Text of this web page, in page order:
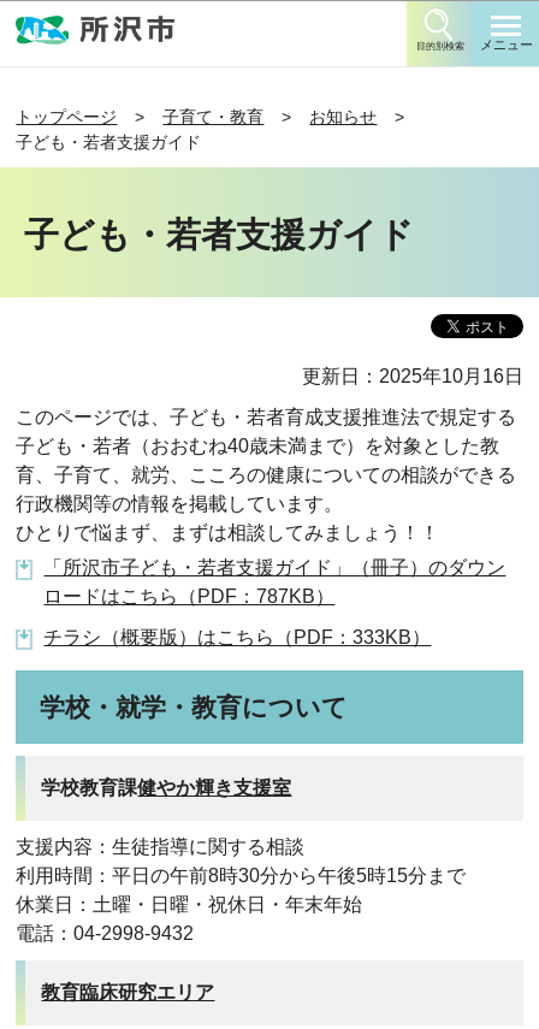
目的別検索 メニュー
トップページ 子育て・教育
お知らせ
子ども・若者支援ガイド
子ども・若者支援ガイド
更新日：2025年10月16日
このページでは、子ども・若者育成支援推進法で規定する
子ども・若者（おおむね40歳未満まで）を対象とした教
育、子育て、就労、こころの健康についての相談ができる
行政機関等の情報を掲載しています。
ひとりで悩まず、まずは相談してみましょう！！
「所沢市子ども・若者支援ガイド」（冊子）のダウン
ロードはこちら（PDF：787KB）
チラシ（概要版）はこちら（PDF：333KB）
学校・就学・教育について
学校教育課健やか輝き支援室
支援内容：生徒指導に関する相談
利用時間：平日の午前8時30分から午後5時15分まで
休業日：土曜・日曜・祝休日・年末年始
電話：04-2998-9432
教育臨床研究エリア